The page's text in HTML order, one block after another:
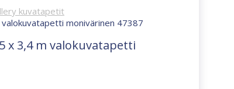
kuvatapetit
monivärinen 47387
x 3,4 m valokuvatapetti